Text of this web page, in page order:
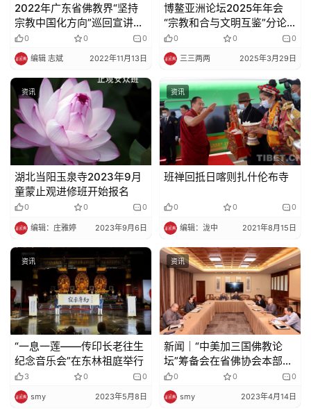
2022年广东省佛教界“坚持
宗教中国化方向”巡回宣讲活
动在深圳本焕学院举行
0 0 0
编辑 志斌 2022年11月13日
博鳌亚洲论坛2025年年会
“宗教和合与文明互鉴”分论
坛在海南博鳌举行
0 0 0
三三两两 2025年3月29日
资讯
湖北当阳玉泉寺2023年9月
童蒙止观进修班开始报名
0 0 0
编辑：庄雅婷 2023年9月6日
资讯
班禅回抵日喀则扎什伦布寺
0 0 0
编辑：泷中 2021年8月15日
资讯
“一息一莲——传印长老往生
纪念音乐会”在东林祖庭举行
3 0 0
smy 2023年5月8日
资讯
新闻｜“中美加三国佛教论
坛”筹备会在省佛协会本部举
行0 0 0
smy 2023年4月14日